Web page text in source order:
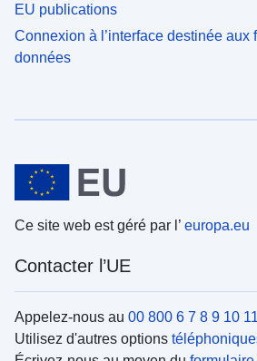
EU publications
Connexion à l’interface destinée aux
données
Ce site web est géré par l’ europa.eu
Contacter l’UE
Appelez-nous au 00 800 6 7 8 9 10
Utilisez d'autres options